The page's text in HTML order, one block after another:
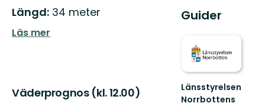
Längd: 34 meter
Läs mer
Väderprognos (kl. 12.00)
Guider
Länsstyrelsen
Norrbottens